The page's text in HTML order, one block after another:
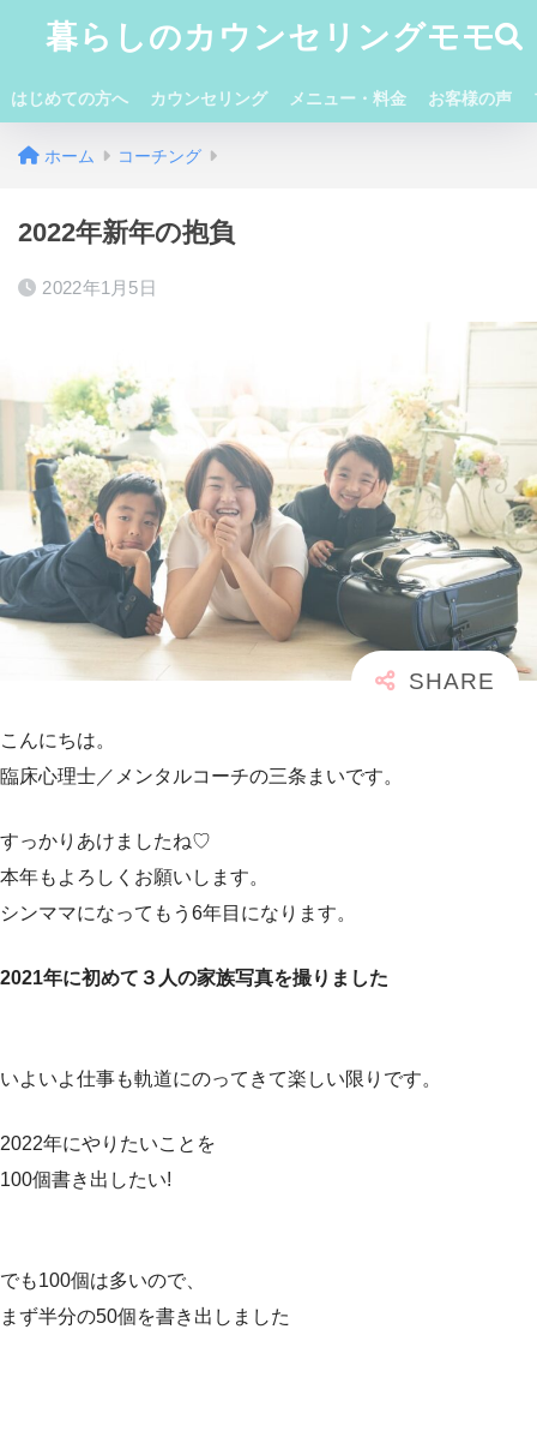
暮らしのカウンセリングモモ
はじめての方へ カウンセリング メニュー・料金 お客様の声
ホーム コーチング
2022年新年の抱負
2022年1月5日
こんにちは。
臨床心理士／メンタルコーチの三条まいです。
すっかりあけましたね♡
本年もよろしくお願いします。
シンママになってもう6年目になります。
2021年に初めて３人の家族写真を撮りました
いよいよ仕事も軌道にのってきて楽しい限りです。
2022年にやりたいことを
100個書き出したい!
でも100個は多いので、
まず半分の50個を書き出しました